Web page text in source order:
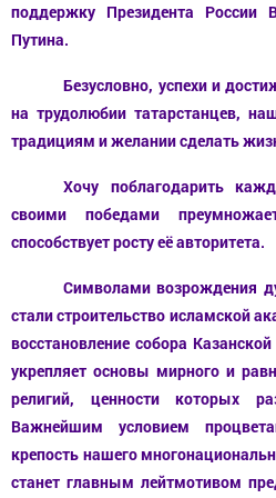
поддержку Президента России
Путина.
Безусловно, успехи и
на трудолюбии татарстанцев,
традициям и желании сделать
Хочу поблагодарить
своими победами
способствует росту её авторитета.
Символами возрождения
стали строительство исламской
восстановление собора
укрепляет основы мирного и
религий, ценности которых
Важнейшим условием
крепость нашего
станет главным лейтмотивом